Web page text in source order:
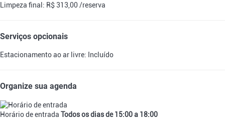
Limpeza final: R$ 313,00 /reserva
Serviços opcionais
Estacionamento ao ar livre: Incluído
Organize sua agenda
Horário de entrada Todos os dias de 15:00 a 18:00